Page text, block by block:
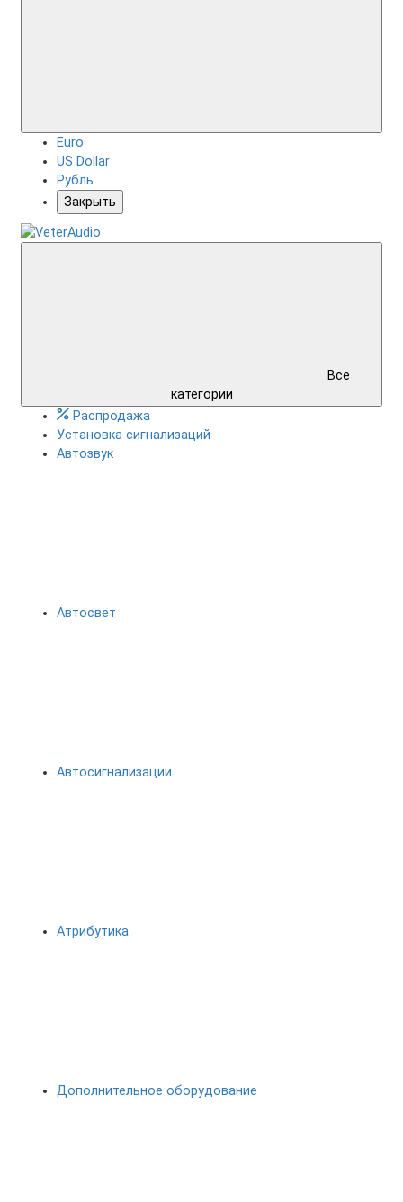
Euro
US Dollar
Рубль
Закрыть
Все
категории
Распродажа
Установка сигнализаций
Автозвук
Автосвет
Автосигнализации
Атрибутика
Дополнительное оборудование